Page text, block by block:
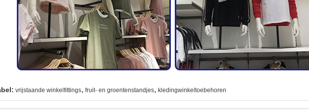
vrijstaande winkelfittings, fruit- en groentenstandjes, kledingwinkeltoebehoren